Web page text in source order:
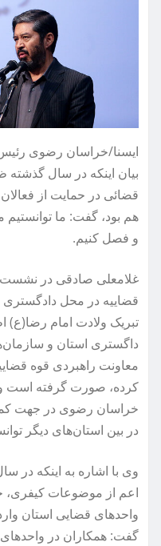
ایسنا/خراسان رضوی
بیان اینکه در سال
قضائی در حمایت از
هم بود، گفت: ما
و فصل کنیم.
غلامعلی صادقی در
قضاییه در محل
تبریک ولادت امام رضا(ع)
داگستری استان و
معاونت راهبردی قوه
کرده، صورت گرفته است و
خراسان رضوی در جهت
در بین استان‌های دیگر
وی با اشاره به اینکه در
اعم از موضوعات کیفری،
واحدهای قضایی استان
گفت: همکاران در